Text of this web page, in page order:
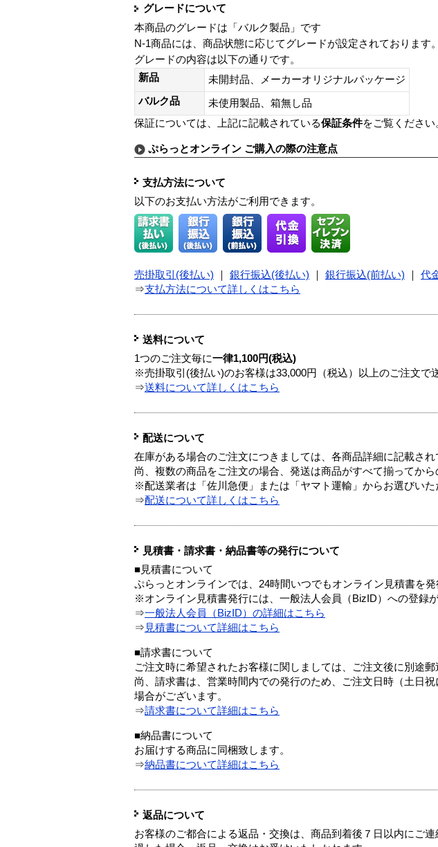
グレードについて
本商品のグレードは「バルク製品」です
N-1商品には、商品状態に応じてグレードが設定されております。
グレードの内容は以下の通りです。
新品
未開封品、メーカーオリジナルパッケージ
バルク品
未使用製品、箱無し品
保証については、上記に記載されている保証条件をご覧ください
ぷらっとオンライン ご購入の際の注意点
支払方法について
以下のお支払い方法がご利用できます。
売掛取引(後払い) 銀行振込(後払い) 銀行振込(前払い) 代
⇒支払方法について詳しくはこちら
送料について
1つのご注文毎に一律1,100円(税込)
※売掛取引(後払い)のお客様は33,000円（税込）以上のご注文で
⇒送料について詳しくはこちら
配送について
在庫がある場合のご注文につきましては、各商品詳細に記載さ
尚、複数の商品をご注文の場合、発送は商品がすべて揃ってから
※配送業者は「佐川急便」または「ヤマト運輸」からお選びいた
⇒配送について詳しくはこちら
見積書・請求書・納品書等の発行について
■見積書について
ぷらっとオンラインでは、24時間いつでもオンライン見積書を発
※オンライン見積書発行には、一般法人会員（BizID）への登録が
⇒一般法人会員（BizID）の詳細はこちら
⇒ 見積書について詳細はこちら
■請求書について
ご注文時に希望されたお客様に関しましては、ご注文後に別途郵
尚、請求書は、営業時間内での発行のため、ご注文日時（土日
場合がございます。
⇒請求書について詳細はこちら
■納品書について
お届けする商品に同梱致します。
⇒納品書について詳細はこちら
返品について
お客様のご都合による返品・交換は、商品到着後７日以内にご